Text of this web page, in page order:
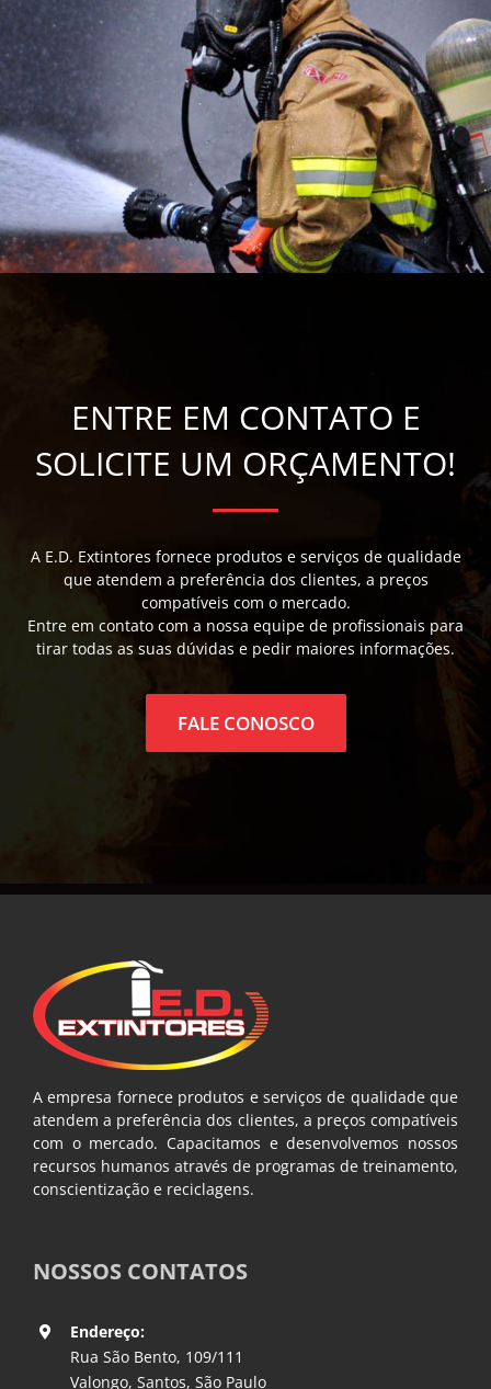
ENTRE EM CONTATO E
SOLICITE UM ORÇAMENTO!
A E.D. Extintores fornece produtos e serviços de qualidade
que atendem a preferência dos clientes, a preços
compatíveis com o mercado.
Entre em contato com a nossa equipe de profissionais para
tirar todas as suas dúvidas e pedir maiores informações.
FALE CONOSCO
A empresa fornece produtos e serviços de qualidade que
atendem a preferência dos clientes, a preços compatíveis
com o mercado. Capacitamos e desenvolvemos nossos
recursos humanos através de programas de treinamento,
conscientização e reciclagens.
NOSSOS CONTATOS
Endereço:
Rua São Bento, 109/111
Valongo, Santos, São Paulo